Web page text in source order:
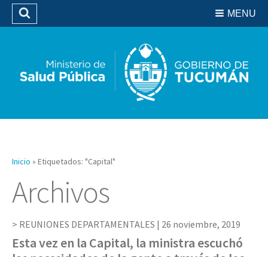
Biblioteca
MENU
Buscar
Inicio » Etiquetados: "Capital"
Archivos
REUNIONES DEPARTAMENTALES | 26 noviembre, 2019
Esta vez en la Capital, la ministra escuchó